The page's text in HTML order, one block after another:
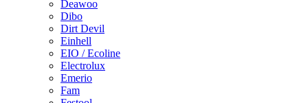
Deawoo
Dibo
Dirt Devil
Einhell
EIO / Ecoline
Electrolux
Emerio
Fam